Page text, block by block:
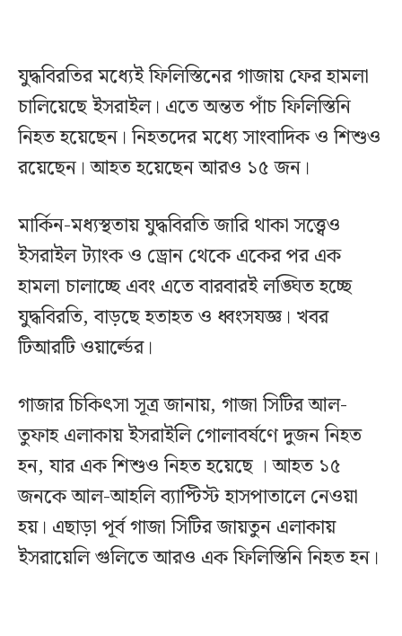
যুদ্ধবিরতির মধ্যেই ফিলিস্তিনের গাজায় ফের হামলা
চালিয়েছে ইসরাইল। এতে অন্তত পাঁচ ফিলিস্তিনি
নিহত হয়েছেন। নিহতদের মধ্যে সাংবাদিক ও শিশুও
রয়েছেন। আহত হয়েছেন আরও ১৫ জন।
মার্কিন-মধ্যস্থতায় যুদ্ধবিরতি জারি থাকা সত্ত্বেও
ইসরাইল ট্যাংক ও ড্রোন থেকে একের পর এক
হামলা চালাচ্ছে এবং এতে বারবারই লঙ্ঘিত হচ্ছে
যুদ্ধবিরতি, বাড়ছে হতাহত ও ধ্বংসযজ্ঞ। খবর
টিআরটি ওয়ার্ল্ডের।
গাজার চিকিৎসা সূত্র জানায়, গাজা সিটির আল-
তুফাহ এলাকায় ইসরাইলি গোলাবর্ষণে দুজন নিহত
হন, যার এক শিশুও নিহত হয়েছে । আহত ১৫
জনকে আল-আহলি ব্যাপ্টিস্ট হাসপাতালে নেওয়া
হয়। এছাড়া পূর্ব গাজা সিটির জায়তুন এলাকায়
ইসরায়েলি গুলিতে আরও এক ফিলিস্তিনি নিহত হন।